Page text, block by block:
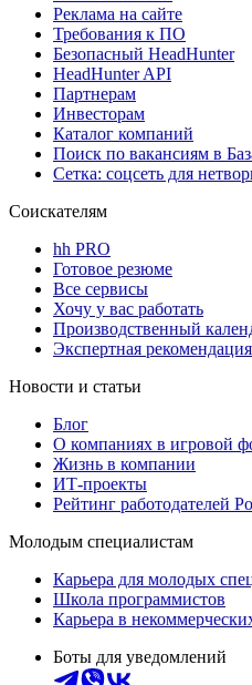
Реклама на сайте
Требования к ПО
Безопасный HeadHunter
HeadHunter API
Партнерам
Инвесторам
Каталог компаний
Поиск по вакансиям в
Сетка: соцсеть для
Соискателям
hh PRO
Готовое резюме
Все сервисы
Хочу у вас работать
Производственный
Экспертная рекомендация
Новости и статьи
Блог
О компаниях в игровой
Жизнь в компании
ИТ-проекты
Рейтинг работодателей
Молодым специалистам
Карьера для молодых
Школа программистов
Карьера в
Боты для уведомлений